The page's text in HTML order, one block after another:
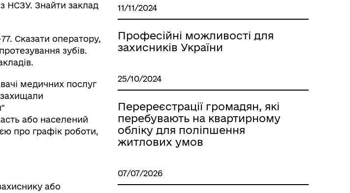
з НСЗУ. Знайти заклад
Сказати оператору,
зубів.
медичних послуг
або населений
про графік роботи,
або
11/11/2024
Професійні можливості для
захисників України
25/10/2024
Перереєстрації громадян, які
перебувають на квартирному
обліку для поліпшення
житлових умов
07/07/2026